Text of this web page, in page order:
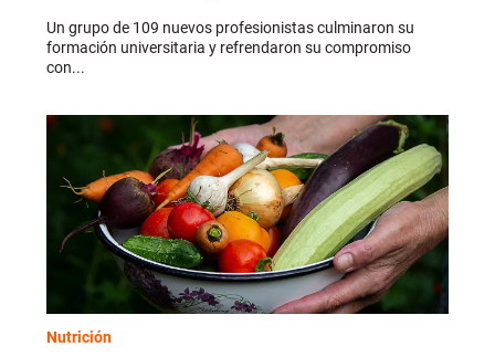
Un grupo de 109 nuevos profesionistas culminaron su
formación universitaria y refrendaron su compromiso
con...
Nutrición